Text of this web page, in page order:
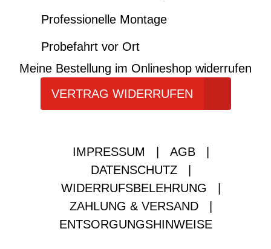
Professionelle Montage
Probefahrt vor Ort
Meine Bestellung im Onlineshop widerrufen
VERTRAG WIDERRUFEN
IMPRESSUM AGB
DATENSCHUTZ
WIDERRUFSBELEHRUNG
ZAHLUNG & VERSAND
ENTSORGUNGSHINWEISE